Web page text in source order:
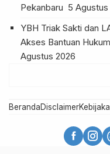
Pekanbaru 5 Agustus
YBH Triak Sakti dan
Akses Bantuan
Agustus 2026
BerandaDisclaimer